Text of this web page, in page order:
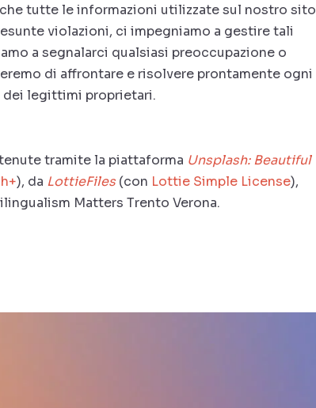
tutte le informazioni utilizzate sul nostro sito
violazioni, ci impegniamo a gestire tali
a segnalarci qualsiasi preoccupazione o
di affrontare e risolvere prontamente ogni
legittimi proprietari.
tramite la piattaforma Unsplash: Beautiful
), da LottieFiles (con Lottie Simple License),
Matters Trento Verona.